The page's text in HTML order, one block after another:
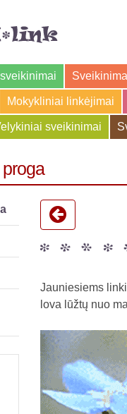
Mokykliniai linkėjimai
sveikinimai
Jauniesiems
lova lūžtų nuo